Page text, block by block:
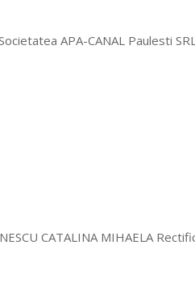
APA-CANAL Paulesti
CATALINA MIHAELA